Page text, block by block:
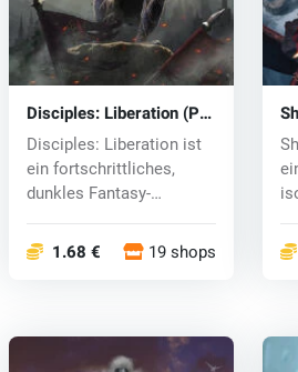
Disciples: Liberation (PC)
key
Disciples: Liberation ist
ein fortschrittliches,
dunkles Fantasy-
1.68 € 19 shops